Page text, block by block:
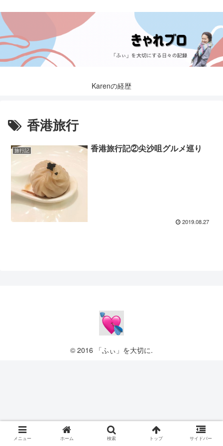
Karenの経歴
香港旅行
旅行記 香港旅行記②尖沙咀グルメ巡り
2019.08.27
© 2016 「ふぃ」を大切に.
メニュー ホーム 検索 トップ サイドバー